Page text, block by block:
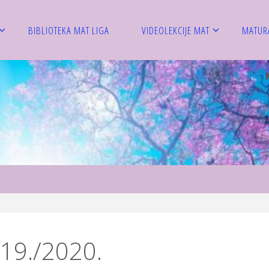
BIBLIOTEKA MAT LIGA VIDEOLEKCIJE MAT
2020.